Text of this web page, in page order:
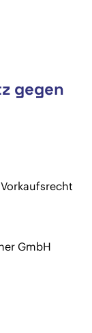
gegen
Vorkaufsrecht
GmbH